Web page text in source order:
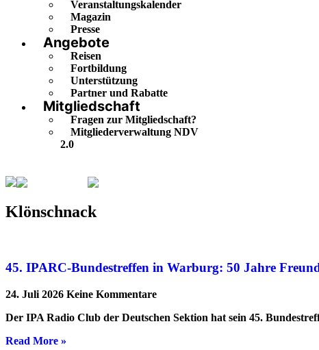
Veranstaltungskalender
Magazin
Presse
Angebote
Reisen
Fortbildung
Unterstützung
Partner und Rabatte
Mitgliedschaft
Fragen zur Mitgliedschaft?
Mitgliederverwaltung NDV
2.0
Klönschnack
45. IPARC-Bundestreffen in Warburg: 50 Jahre
24. Juli 2026 Keine Kommentare
Der IPA Radio Club der Deutschen Sektion hat sein 45.
Read More »